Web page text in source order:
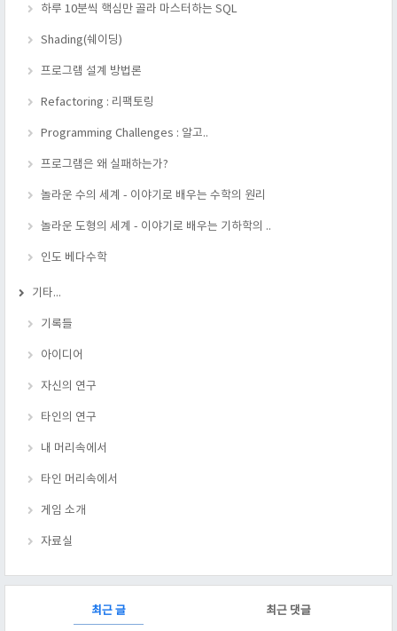
하루 10분씩 핵심만 골라 마스터하는 SQL
Shading(쉐이딩)
프로그램 설계 방법론
Refactoring : 리팩토링
Programming Challenges : 알고..
프로그램은 왜 실패하는가?
놀라운 수의 세계 - 이야기로 배우는 수학의 원리
놀라운 도형의 세계 - 이야기로 배우는 기하학의 ..
인도 베다수학
기타...
기록들
아이디어
자신의 연구
타인의 연구
내 머리속에서
타인 머리속에서
게임 소개
자료실
최근 글 최근 댓글